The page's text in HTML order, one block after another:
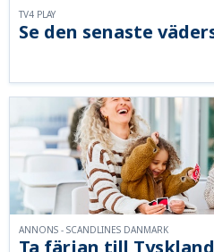
Se den senaste
TV4 PLAY
ANNONS - SCANDLINES DANMARK